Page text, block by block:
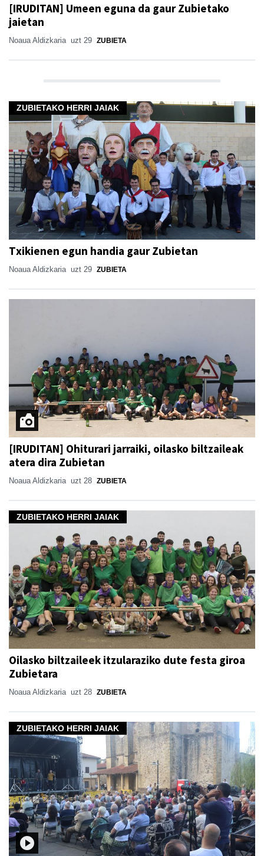
[IRUDITAN] Umeen eguna da gaur Zubietako
jaietan
Noaua Aldizkaria uzt 29 ZUBIETA
ZUBIETAKO HERRI JAIAK
Txikienen egun handia gaur Zubietan
Noaua Aldizkaria uzt 29 ZUBIETA
[IRUDITAN] Ohiturari jarraiki, oilasko biltzaileak
atera dira Zubietan
Noaua Aldizkaria uzt 28 ZUBIETA
ZUBIETAKO HERRI JAIAK
Oilasko biltzaileek itzularaziko dute festa giroa
Zubietara
Noaua Aldizkaria uzt 28 ZUBIETA
ZUBIETAKO HERRI JAIAK